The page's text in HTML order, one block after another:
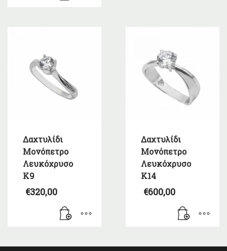
Δαχτυλίδι
Μονόπετρο
Λευκόχρυσο
Κ9
€320,00
Δαχτυλίδι
Μονόπετρο
Λευκόχρυσο
Κ14
€600,00